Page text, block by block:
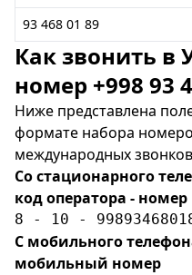
93 468 01 89
Как звонить в
номер +998 93
Ниже представлена
формате набора
международных
Со стационарного
код оператора - номер
8 - 10 -
С мобильного
мобильный номер